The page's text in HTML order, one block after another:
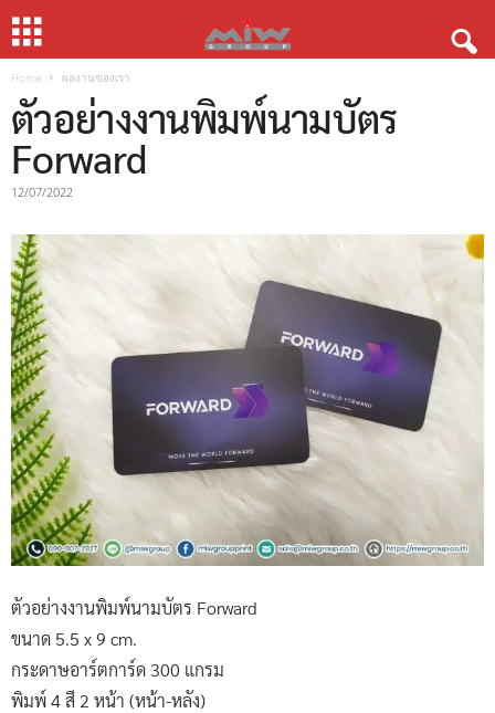
Home ผลงานของเรา
ตัวอย่างงานพิมพ์นามบัตร
Forward
12/07/2022
ตัวอย่างงานพิมพ์นามบัตร Forward
ขนาด 5.5 x 9 cm.
กระดาษอาร์ตการ์ด 300 แกรม
พิมพ์ 4 สี 2 หน้า (หน้า-หลัง)